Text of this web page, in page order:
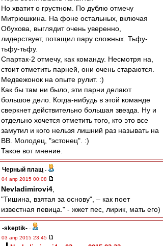
Но хватит о грустном. По дублю отмечу
Митрюшкина. На фоне остальных, включая
Обухова, выглядит очень уверенно,
лидерствует, потащил пару сложных. Тьфу-
тьфу-тьфу.
Спартак-2 отмечу, как команду. Несмотря на,
стоит отметить парней, они очень стараются.
Медвежонок на опыте рулит. :)
Как бы там ни было, эти парни делают
большое дело. Когда-нибудь в этой команде
сверкнет действительно большая звезда. Ну и
отдельно хочется отметить того, кто это все
замутил и кого нельзя лишний раз называть на
ВВ. Молодец, "эстонец". :)
Такое вот мнение.
Черный плащ -
04 апр 2015 00:08
Nevladimirovi4
"Тишина, взятая за основу", – как поет
известная певица." - жжет пес, лирик, мать его)
-skeptik- -
03 апр 2015 23:45